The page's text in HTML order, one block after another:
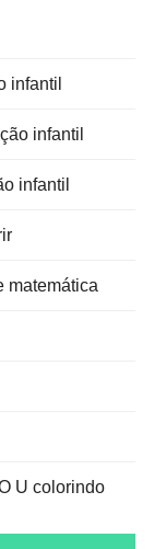
infantil
infantil
infantil
matemática
U colorindo